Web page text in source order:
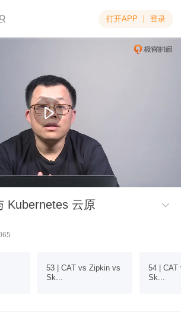
打开APP 登录
Kubernetes 云原

53 | CAT vs Zipkin vs
Sk...
54 |
Sk...